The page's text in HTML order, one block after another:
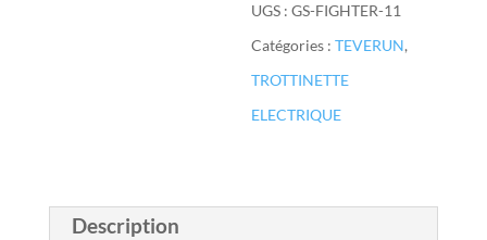
60V
26Ah
UGS :GS-FIGHTER-11
Catégories :TEVERUN,
TROTTINETTE
ELECTRIQUE
Description